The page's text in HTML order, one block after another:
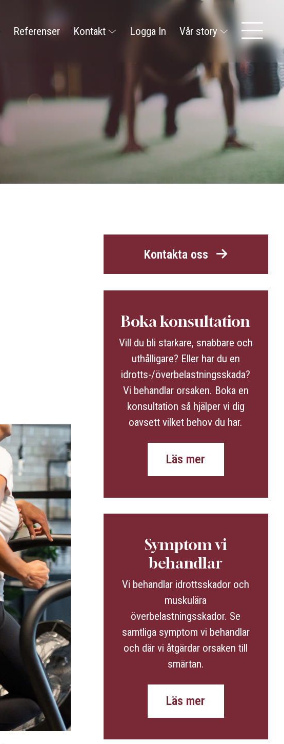
Referenser Kontakt Logga In Vår story
Kontakta oss
Boka konsultation
Vill du bli starkare, snabbare och
uthålligare? Eller har du en
idrotts-/överbelastningsskada?
Vi behandlar orsaken. Boka en
konsultation så hjälper vi dig
oavsett vilket behov du har.
Läs mer
Symptom vi
behandlar
Vi behandlar idrottsskador och
muskulära
överbelastningsskador. Se
samtliga symptom vi behandlar
och där vi åtgärdar orsaken till
smärtan.
Läs mer